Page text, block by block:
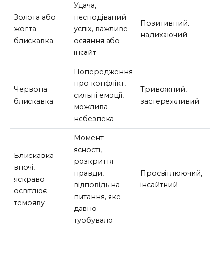
Золота або
жовта
блискавка
Удача,
несподіваний
успіх, важливе
осяяння або
інсайт
Позитивний,
надихаючий
Червона
блискавка
Попередження
про конфлікт,
сильні емоції,
можлива
небезпека
Тривожний,
застережливий
Блискавка
вночі,
яскраво
освітлює
темряву
Момент
ясності,
розкриття
правди,
відповідь на
питання, яке
давно
турбувало
Просвітлюючий,
інсайтний